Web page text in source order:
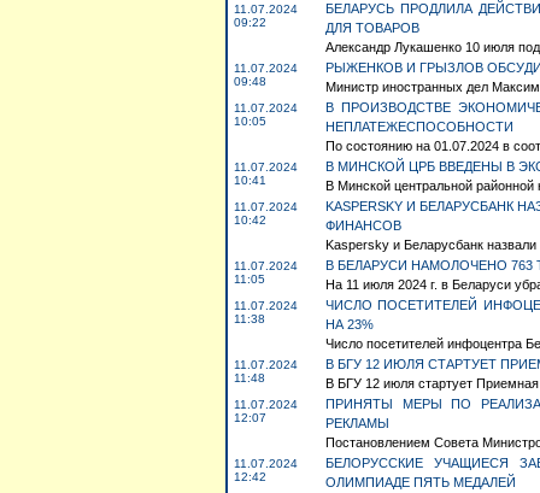
11.07.2024
09:22
БЕЛАРУСЬ ПРОДЛИЛА
ДЛЯ ТОВАРОВ
Александр Лукашенко 10 июля
11.07.2024
09:48
РЫЖЕНКОВ И ГРЫЗЛОВ
Министр иностранных дел
11.07.2024
10:05
В ПРОИЗВОДСТВЕ
НЕПЛАТЕЖЕСПОСОБНОСТИ
По состоянию на 01.07.2024 в
11.07.2024
10:41
В МИНСКОЙ ЦРБ ВВЕДЕНЫ В
В Минской центральной районной
11.07.2024
10:42
KASPERSKY И
ФИНАНСОВ
Kaspersky и Беларусбанк
11.07.2024
11:05
В БЕЛАРУСИ НАМОЛОЧЕНО 763
На 11 июля 2024 г. в Беларуси
11.07.2024
11:38
ЧИСЛО ПОСЕТИТЕЛЕЙ
НА 23%
Число посетителей инфоцентра
11.07.2024
11:48
В БГУ 12 ИЮЛЯ СТАРТУЕТ
В БГУ 12 июля стартует
11.07.2024
12:07
ПРИНЯТЫ МЕРЫ ПО
РЕКЛАМЫ
Постановлением Совета
11.07.2024
12:42
БЕЛОРУССКИЕ УЧАЩИЕСЯ
ОЛИМПИАДЕ ПЯТЬ МЕДАЛЕЙ